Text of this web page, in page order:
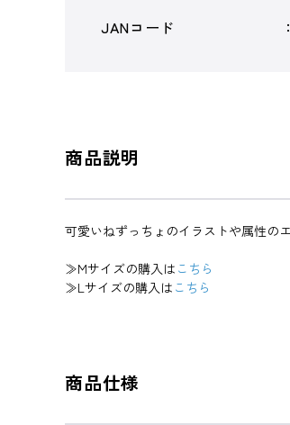
JANコード
商品説明
可愛いねずっちょのイラストや属性の
≫Mサイズの購入は こちら
≫Lサイズの購入は こちら
商品仕様